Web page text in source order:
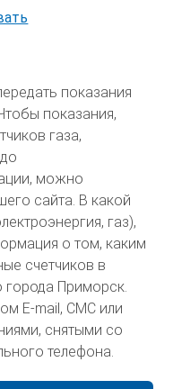
показания
показания,
газа,
можно
сайта. В какой
газ),
о том, каким
счетчиков в
Приморск.
E-mail, СМС или
снятыми со
телефона.